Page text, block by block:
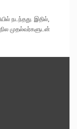
நடந்தது. இதில்,
முதல்வர்களுடன்